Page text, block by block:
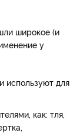
широкое (и
у
используют для
как: тля,